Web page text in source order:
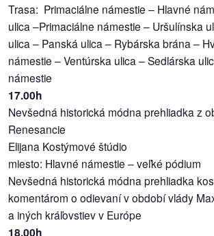
Trasa: Primaciálne námestie – Hlavné
ulica –Primaciálne námestie – Uršulínska
ulica – Panská ulica – Rybárska brána –
námestie – Ventúrska ulica – Sedlárska
námestie
17.00h
Nevšedná historická módna prehliadka z
Renesancie
Elijana Kostýmové štúdio
miesto: Hlavné námestie – veľké pódium
Nevšedná historická módna prehliadka
komentárom o odievaní v období vlády
a iných kráľovstiev v Európe
18.00h